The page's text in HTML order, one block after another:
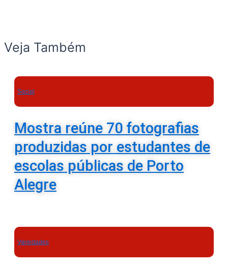
Veja Também
Social
Mostra reúne 70 fotografias
produzidas por estudantes de
escolas públicas de Porto
Alegre
Variedades